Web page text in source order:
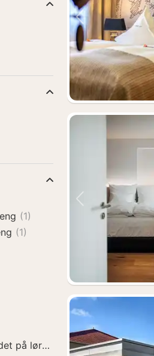
Forrige
Forrige
(1)
(1)
på lørdager og søndager(1)